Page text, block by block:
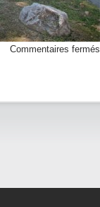
Commentaires fermés